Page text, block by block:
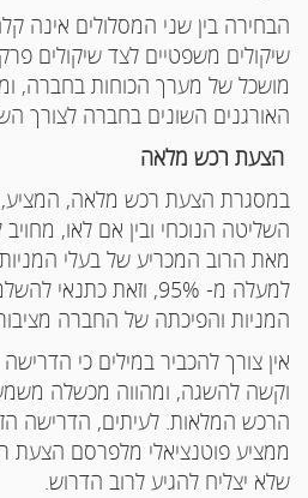
הבחירה בין שני המסלולים אינה
שיקולים משפטיים לצד שיקולים
מושכל של מערך הכוחות בחברה,
האורגנים השונים בחברה לצורך
הצעת רכש מלאה
במסגרת הצעת רכש מלאה, המציע,
השליטה הנוכחי ובין אם לאו,
מאת הרוב המכריע של בעלי
למעלה מ- 95%, וזאת
המניות והפיכתה של החברה
אין צורך להכביר במילים כי
וקשה להשגה, ומהווה מכשלה
הרכש המלאות. לעיתים, הדרישה
ממציע פוטנציאלי מלפרסם
שלא יצליח להגיע לרוב הדרוש.